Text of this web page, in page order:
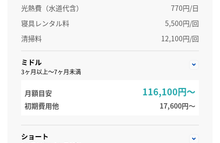
光熱費（水道代含）
770円/日
寝具レンタル料
5,500円/回
清掃料
12,100円/回
ミドル
3ヶ月以上～7ヶ月未満
月額目安 116,100円～
初期費用他 17,600円〜
ショート